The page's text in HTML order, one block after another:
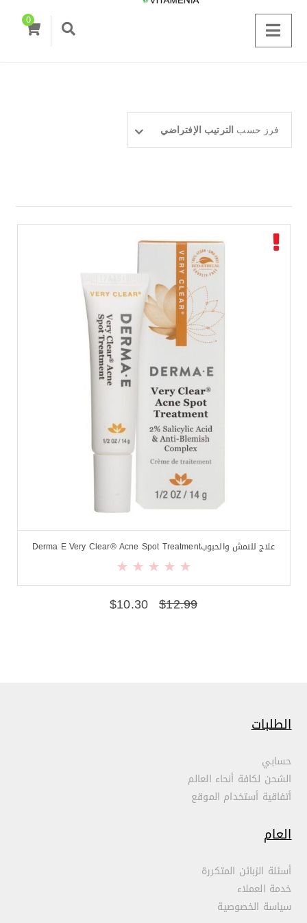
0
فرز حسب الترتيب الإفتراضي
علاج للنمش والحبوبDerma E Very Clear® Acne Spot Treatment
$12.99
$10.30
الطلبات
حسابي
الشحن لكافة أنحاء العالم
أتفاقية أستخدام الموقع
العام
أسئلة الزبائن المتكررة
خدمة العملاء
سياسة الخصوصية